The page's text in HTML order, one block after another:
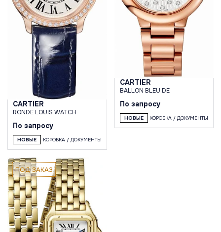
CARTIER
RONDE LOUIS WATCH
По запросу
НОВЫЕ КОРОБКА / ДОКУМЕНТЫ
CARTIER
BALLON BLEU DE
По запросу
НОВЫЕ КОРОБКА / ДОКУМЕНТЫ
ПОД ЗАКАЗ